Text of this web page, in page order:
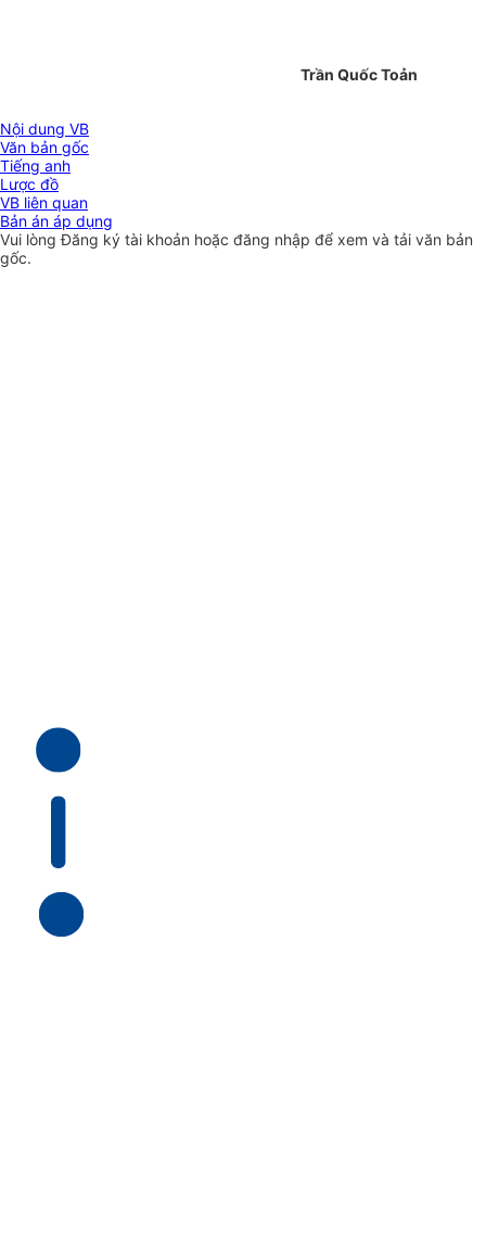
Trần Quốc Toản
Nội dung VB
Văn bản gốc
Tiếng anh
Lược đồ
VB liên quan
Bản án áp dụng
Vui lòngĐăng ký tài khoản hoặc đăng nhập để xem và tải văn bản
gốc.